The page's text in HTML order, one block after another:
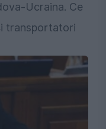
Ucraina. Ce
transportatori